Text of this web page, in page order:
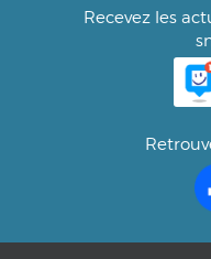
Recevez les